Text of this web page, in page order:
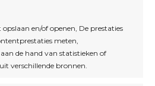
en/of openen, De prestaties
meten,
de hand van statistieken of
verschillende bronnen.